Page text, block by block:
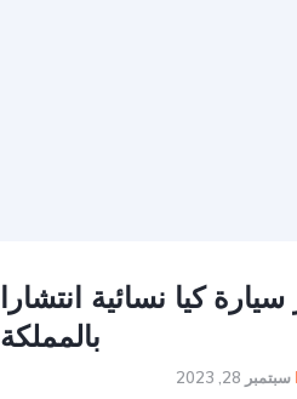
سيارة كيا نسائية انتشارا
بالمملكة
سبتمبر 28, 2023